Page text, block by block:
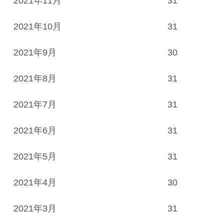
2021年10月 31
2021年9月 30
2021年8月 31
2021年7月 31
2021年6月 31
2021年5月 31
2021年4月 30
2021年3月 31